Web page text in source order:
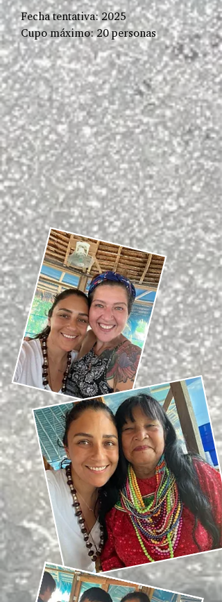
Fecha tentativa: 2025
Cupo máximo: 20 personas